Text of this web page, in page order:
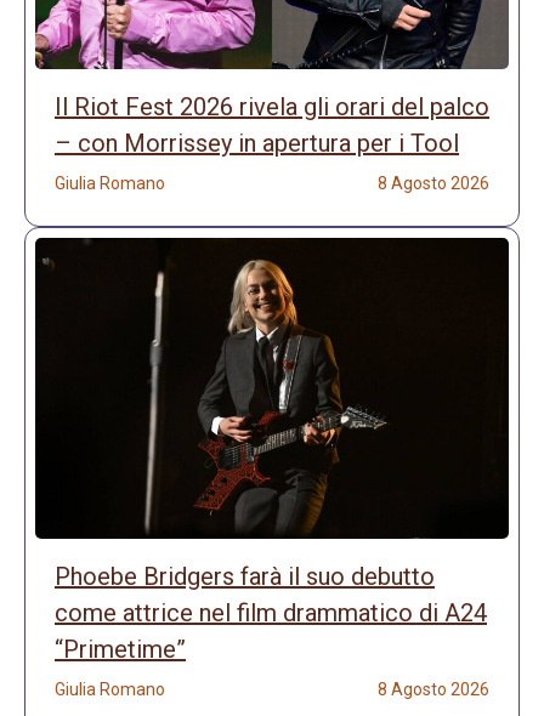
Il Riot Fest 2026 rivela gli orari del palco
– con Morrissey in apertura per i Tool
Giulia Romano 8 Agosto 2026
Phoebe Bridgers farà il suo debutto
come attrice nel film drammatico di A24
“Primetime”
Giulia Romano 8 Agosto 2026